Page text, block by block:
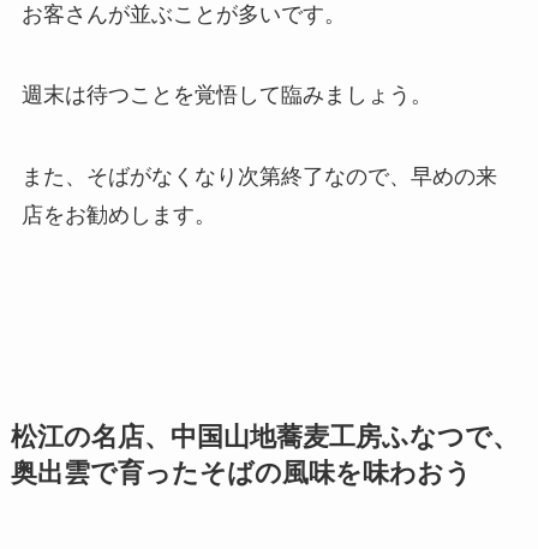
お客さんが並ぶことが多いです。
週末は待つことを覚悟して臨みましょう。
また、そばがなくなり次第終了なので、早めの来
店をお勧めします。
松江の名店、中国山地蕎麦工房ふなつで、
奥出雲で育ったそばの風味を味わおう